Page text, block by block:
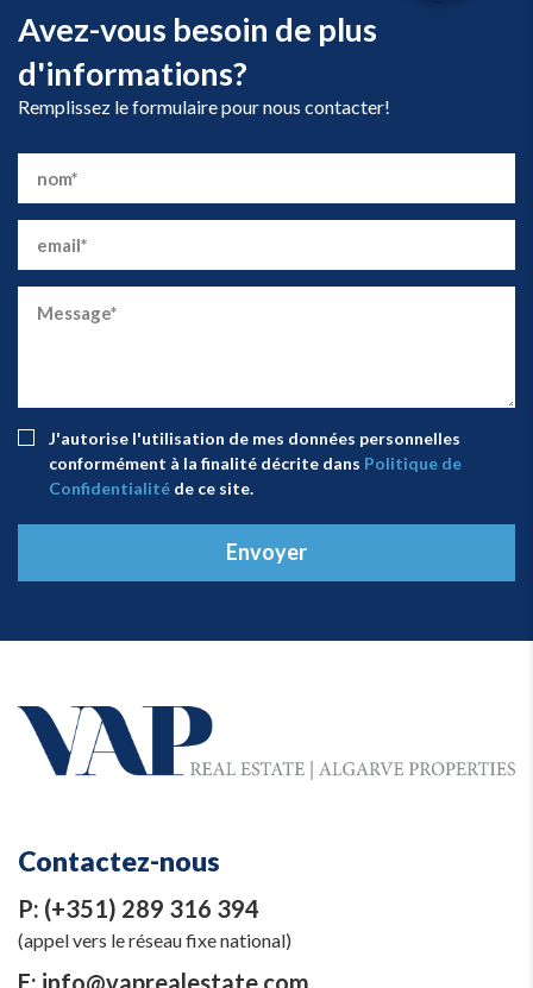
Contactez-nous
P: (+351) 289 316 394
(appel vers le réseau fixe national)
E: info@vaprealestate.com
Avez-vous besoin de plus
d'informations?
Remplissez le formulaire pour nous contacter!
J'autorise l'utilisation de mes données personnelles
conformément à la finalité décrite dans Politique de
Confidentialité de ce site.
Envoyer